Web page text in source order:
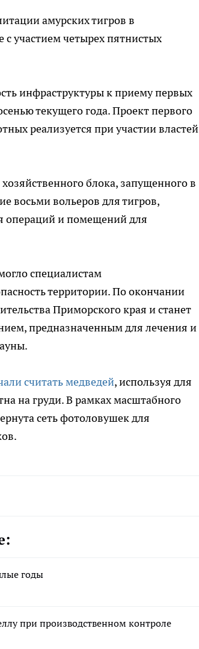
амурских тигров в
участием четырех пятнистых
инфраструктуры к приему первых
текущего года. Проект первого
реализуется при участии властей
блока, запущенного в
восьми вольеров для тигров,
операций и помещений для
специалистам
территории. По окончании
Приморского края и станет
предназначенным для лечения и
считать медведей, используя для
на груди. В рамках масштабного
сеть фотоловушек для
годы
при производственном контроле